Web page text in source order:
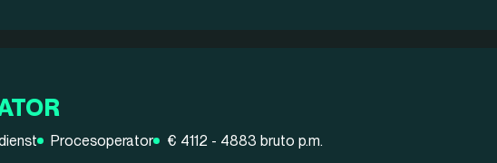
Procesoperator € 4112 - 4883 bruto p.m.